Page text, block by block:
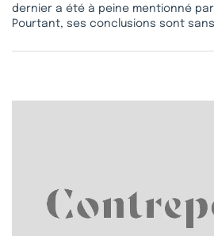
dernier a été à peine mentionné
Pourtant, ses conclusions sont